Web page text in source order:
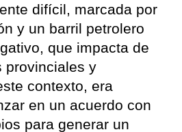
difícil, marcada por
y un barril petrolero
que impacta de
provinciales y
contexto, era
en un acuerdo con
para generar un